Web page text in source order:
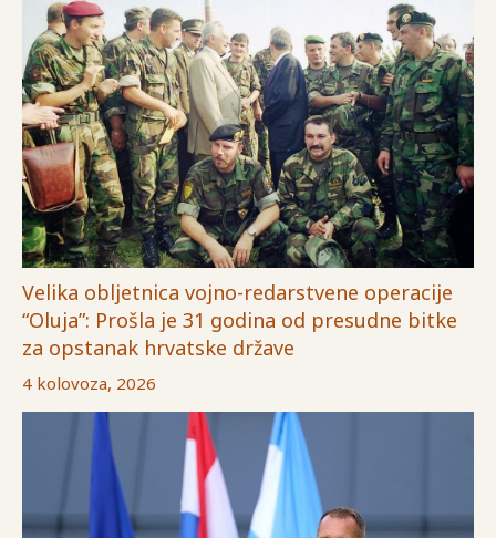
Velika obljetnica vojno-redarstvene operacije
“Oluja”: Prošla je 31 godina od presudne bitke
za opstanak hrvatske države
4 kolovoza, 2026